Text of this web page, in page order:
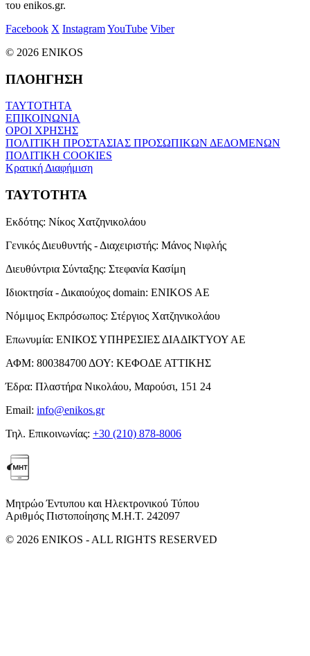
του enikos.gr.
Facebook X InstagramYouTube Viber
© 2026 ENIKOS
ΠΛΟΗΓΗΣΗ
ΤΑΥΤΟΤΗΤΑ
ΕΠΙΚΟΙΝΩΝΙΑ
ΟΡΟΙ ΧΡΗΣΗΣ
ΠΟΛΙΤΙΚΗ ΠΡΟΣΤΑΣΙΑΣ ΠΡΟΣΩΠΙΚΩΝ ΔΕΔΟΜΕΝΩΝ
ΠΟΛΙΤΙΚΗ COOKIES
Κρατική Διαφήμιση
ΤΑΥΤΟΤΗΤΑ
Εκδότης: Νίκος Χατζηνικολάου
Γενικός Διευθυντής - Διαχειριστής: Μάνος Νιφλής
Διευθύντρια Σύνταξης: Στεφανία Κασίμη
Ιδιοκτησία - Δικαιούχος domain: ENIKOS AE
Νόμιμος Εκπρόσωπος: Στέργιος Χατζηνικολάου
Επωνυμία: ΕΝΙΚΟΣ ΥΠΗΡΕΣΙΕΣ ΔΙΑΔΙΚΤΥΟΥ ΑΕ
ΑΦΜ: 800384700 ΔΟΥ: ΚΕΦΟΔΕ ΑΤΤΙΚΗΣ
Έδρα: Πλαστήρα Νικολάου, Μαρούσι, 151 24
Email: info@enikos.gr
Τηλ. Επικοινωνίας: +30 (210) 878-8006
Μητρώο Έντυπου και Ηλεκτρονικού Τύπου
Αριθμός Πιστοποίησης Μ.Η.Τ. 242097
© 2026 ENIKOS - ALL RIGHTS RESERVED